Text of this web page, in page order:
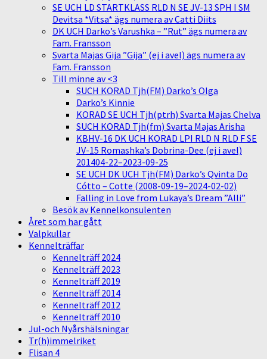
SE UCH LD STARTKLASS RLD N SE JV-13 SPH I SM
Devitsa *Vitsa* ägs numera av Catti Diits
DK UCH Darko’s Varushka – ”Rut” ägs numera av
Fam. Fransson
Svarta Majas Gija ”Gija” (ej i avel) ägs numera av
Fam. Fransson
Till minne av <3
SUCH KORAD Tjh(FM) Darko’s Olga
Darko’s Kinnie
KORAD SE UCH Tjh(ptrh) Svarta Majas Chelva
SUCH KORAD Tjh(fm) Svarta Majas Arisha
KBHV-16 DK UCH KORAD LPI RLD N RLD F SE
JV-15 Romashka’s Dobrina-Dee (ej i avel)
201404-22–2023-09-25
SE UCH DK UCH Tjh(FM) Darko’s Qvinta Do
Cótto – Cotte (2008-09-19–2024-02-02)
Falling in Love from Lukaya’s Dream ”Alli”
Besök av Kennelkonsulenten
Året som har gått
Valpkullar
Kennelträffar
Kennelträff 2024
Kennelträff 2023
Kennelträff 2019
Kennelträff 2014
Kennelträff 2012
Kennelträff 2010
Jul-och Nyårshälsningar
Tr(h)immelriket
Flisan 4